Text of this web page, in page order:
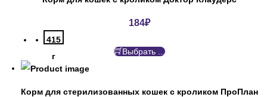
184₽
415
г
Выбрать ...
Корм для стерилизованных кошек с кроликом ПроПлан